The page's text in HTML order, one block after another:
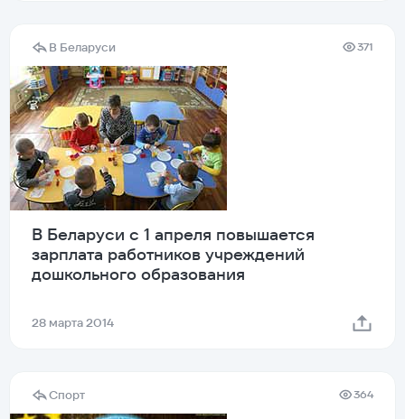
В Беларуси 371
В Беларуси с 1 апреля повышается
зарплата работников учреждений
дошкольного образования
28 марта 2014
Спорт 364